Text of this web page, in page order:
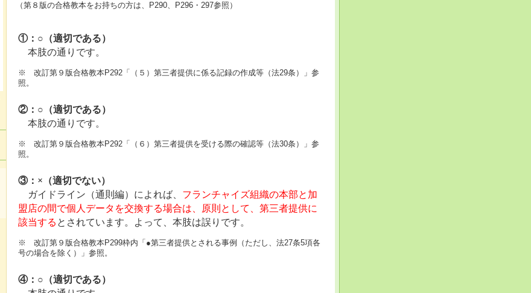
（第８版の合格教本をお持ちの方は、P290、P296・297参照）
①：○（適切である）
本肢の通りです。
※ 改訂第９版合格教本P292「（５）第三者提供に係る記録の作成等（法29条）」参
照。
②：○（適切である）
本肢の通りです。
※ 改訂第９版合格教本P292「（６）第三者提供を受ける際の確認等（法30条）」参
照。
③：×（適切でない）
ガイドライン（通則編）によれば、 フランチャイズ組織の本部と加
盟店の間で個人データを交換する場合は、原則として、第三者提供に
該当するとされています。よって、本肢は誤りです。
※ 改訂第９版合格教本P299枠内「●第三者提供とされる事例（ただし、法27条5項各
号の場合を除く）」参照。
④：○（適切である）